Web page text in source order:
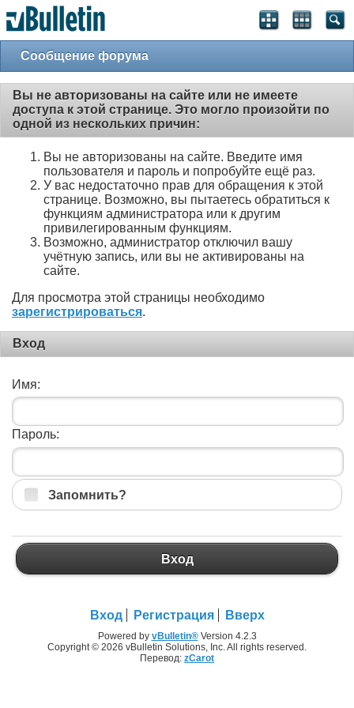
Сообщение форума
Вы не авторизованы на сайте или не имеете
доступа к этой странице. Это могло произойти по
одной из нескольких причин:
Вы не авторизованы на сайте. Введите имя
пользователя и пароль и попробуйте ещё раз.
У вас недостаточно прав для обращения к этой
странице. Возможно, вы пытаетесь обратиться к
функциям администратора или к другим
привилегированным функциям.
Возможно, администратор отключил вашу
учётную запись, или вы не активированы на
сайте.
Для просмотра этой страницы необходимо
зарегистрироваться.
Вход
Имя:
Пароль:
Запомнить?
Вход
Вход Регистрация Вверх
Powered by vBulletin®Version 4.2.3
Copyright © 2026 vBulletin Solutions, Inc. All rights reserved.
Перевод: zCarot